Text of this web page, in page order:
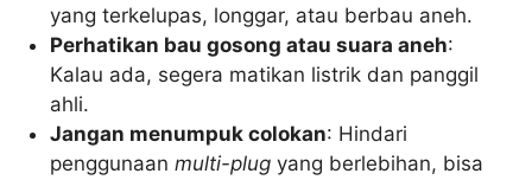
yang terkelupas, longgar, atau berbau aneh.
Perhatikan bau gosong atau suara aneh:
Kalau ada, segera matikan listrik dan panggil
ahli.
Jangan menumpuk colokan: Hindari
penggunaanmulti-plug yang berlebihan, bisa